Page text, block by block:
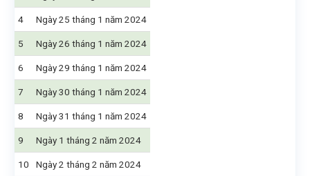
4 Ngày 25 tháng 1 năm 2024
5 Ngày 26 tháng 1 năm 2024
6 Ngày 29 tháng 1 năm 2024
7 Ngày 30 tháng 1 năm 2024
8 Ngày 31 tháng 1 năm 2024
9 Ngày 1 tháng 2 năm 2024
10 Ngày 2 tháng 2 năm 2024